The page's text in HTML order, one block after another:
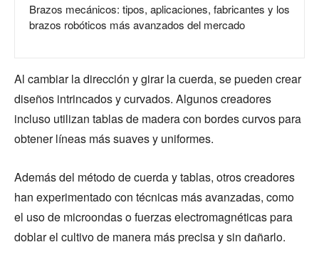
Brazos mecánicos: tipos, aplicaciones, fabricantes y los
brazos robóticos más avanzados del mercado
Al cambiar la dirección y girar la cuerda, se pueden crear
diseños intrincados y curvados. Algunos creadores
incluso utilizan tablas de madera con bordes curvos para
obtener líneas más suaves y uniformes.
Además del método de cuerda y tablas, otros creadores
han experimentado con técnicas más avanzadas, como
el uso de microondas o fuerzas electromagnéticas para
doblar el cultivo de manera más precisa y sin dañarlo.